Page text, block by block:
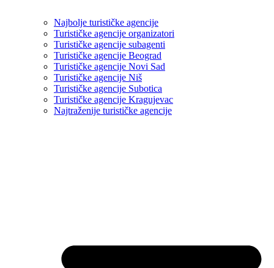
Najbolje turističke agencije
Turističke agencije organizatori
Turističke agencije subagenti
Turističke agencije Beograd
Turističke agencije Novi Sad
Turističke agencije Niš
Turističke agencije Subotica
Turističke agencije Kragujevac
Najtraženije turističke agencije